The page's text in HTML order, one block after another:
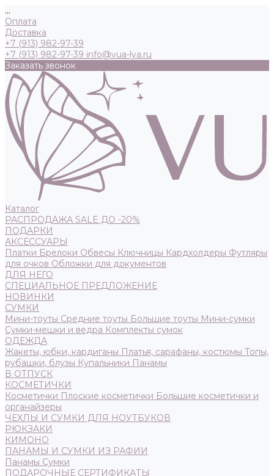
...
Оплата
Доставка
+7 (913) 982-97-39
+7 (913) 982-97-39 info@vua-lya.ru
Заказать звонок
Каталог
РАСПРОДАЖА SALE ДО -20%
ПОДАРКИ
АКСЕССУАРЫ
Платки Брелоки Обвесы Ключницы Кардхолдеры Футляры
для очков Обложки для документов
ДЛЯ НЕГО
СПЕЦИАЛЬНОЕ ПРЕДЛОЖЕНИЕ
НОВИНКИ
СУМКИ
Мини-тоуты Средние тоуты Большие тоуты Мини-сумки
Сумки-мешки и ведра Комплекты сумок
ОДЕЖДА
Жакеты, юбки, кардиганы Платья, сарафаны, костюмы Топы,
рубашки, блузы Купальники Панамы
В ОТПУСК
КОСМЕТИЧКИ
Косметички Плоские косметички Большие косметички и
органайзеры
ЧЕХЛЫ И СУМКИ ДЛЯ НОУТБУКОВ
РЮКЗАКИ
КИМОНО
ПАНАМЫ И СУМКИ ИЗ РАФИИ
Панамы Сумки
ПОДАРОЧНЫЕ СЕРТИФИКАТЫ